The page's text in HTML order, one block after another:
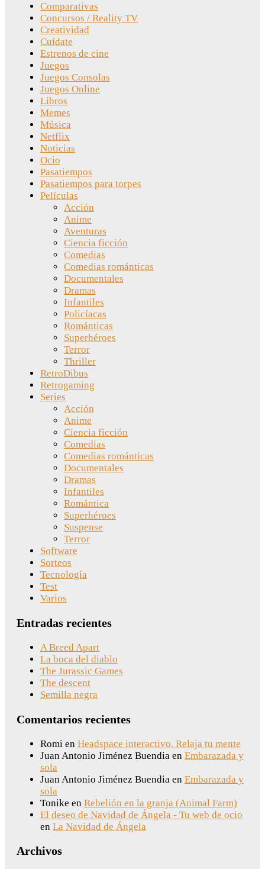
Comparativas
Concursos / Reality TV
Creatividad
Cuídate
Estrenos de cine
Juegos
Juegos Consolas
Juegos Online
Libros
Memes
Música
Netflix
Noticias
Ocio
Pasatiempos
Pasatiempos para torpes
Películas
Acción
Anime
Aventuras
Ciencia ficción
Comedias
Comedias románticas
Documentales
Dramas
Infantiles
Policíacas
Románticas
Superhéroes
Terror
Thriller
RetroDibus
Retrogaming
Series
Acción
Anime
Ciencia ficción
Comedias
Comedias románticas
Documentales
Dramas
Infantiles
Romántica
Superhéroes
Suspense
Terror
Software
Sorteos
Tecnología
Test
Varios
Entradas recientes
A Breed Apart
La boca del diablo
The Jurassic Games
The descent
Semilla negra
Comentarios recientes
Romi en Headspace interactivo. Relaja tu mente
Juan Antonio Jiménez Buendia en Embarazada y
sola
Juan Antonio Jiménez Buendia en Embarazada y
sola
Tonike en Rebelión en la granja (Animal Farm)
El deseo de Navidad de Ángela - Tu web de ocio
en La Navidad de Ángela
Archivos